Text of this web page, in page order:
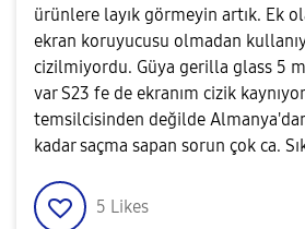
ürünlere layık görmeyin artık. Ek
ekran koruyucusu olmadan
cizilmiyordu. Güya gerilla glass 5
var S23 fe de ekranım cizik
temsilcisinden değilde
kadar saçma sapan sorun çok ca.
5 Likes